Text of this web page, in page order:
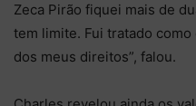
Zeca Pirão fiquei mais de
tem limite. Fui tratado
dos meus direitos”, falou.